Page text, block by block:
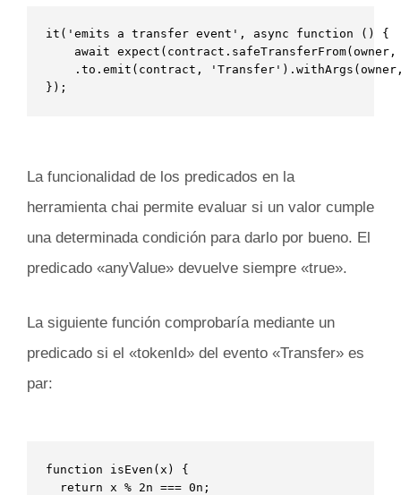
it('emits a transfer event', async function () {
await
.to.emit(contract,
});
La funcionalidad de los predicados en la
herramienta chai permite evaluar si un valor cumple
una determinada condición para darlo por bueno. El
predicado «anyValue» devuelve siempre «true».
La siguiente función comprobaría mediante un
predicado si el «tokenId» del evento «Transfer» es
par:
function isEven(x) {
  return x % 2n === 0n;